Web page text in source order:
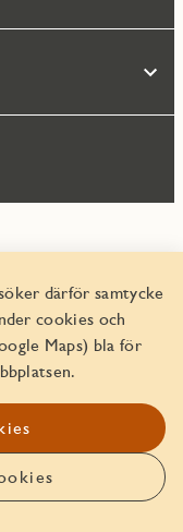
därför samtycke
cookies och
Maps) bla för
2103